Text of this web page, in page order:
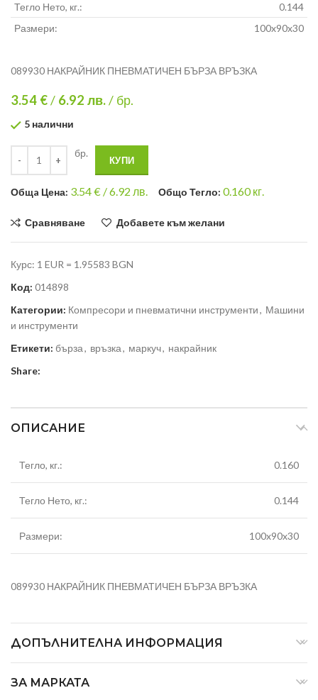
Тегло Нето, кг.:
0.144
Размери:
100x90x30
089930 НАКРАЙНИК ПНЕВМАТИЧЕН БЪРЗА ВРЪЗКА
3.54 €/ 6.92 лв./ бр.
5 налични
бр.
КУПИ
Общa Цена: 3.54€ /6.92 лв. Общо Тегло: 0.160кг.
Сравняване Добавете към желани
Курс: 1 EUR = 1.95583 BGN
Код: 014898
Категории: Компресори и пневматични инструменти, Машини
и инструменти
Етикети: бърза, връзка, маркуч, накрайник
Share:
ОПИСАНИЕ
Тегло, кг.: 0.160
Тегло Нето, кг.: 0.144
Размери: 100x90x30
089930 НАКРАЙНИК ПНЕВМАТИЧЕН БЪРЗА ВРЪЗКА
ДОПЪЛНИТЕЛНА ИНФОРМАЦИЯ
ЗА МАРКАТА